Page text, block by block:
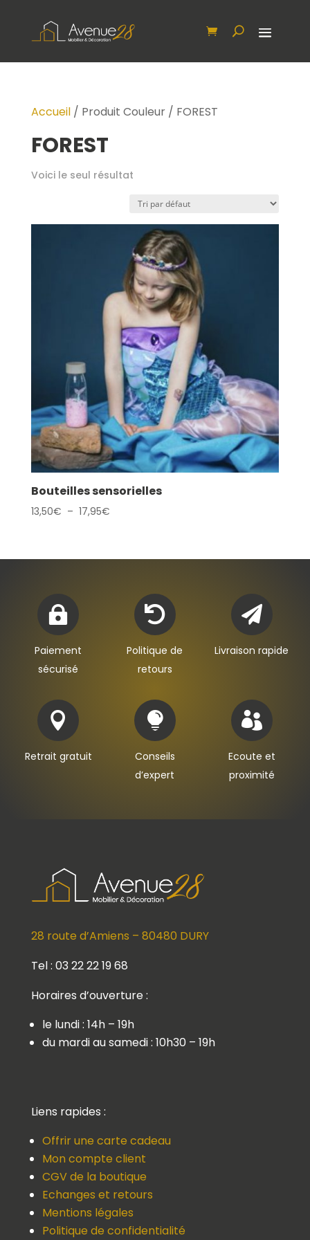
Accueil/ Produit Couleur / FOREST
FOREST
Voici le seul résultat
Bouteilles sensorielles
13,50€ – 17,95€Plage
13,50€

Paiement
sécurisé

Politique de
retours

Livraison rapide

Retrait gratuit

Conseils
d’expert

Ecoute et
proximité
28 route d’Amiens – 80480 DURY
Tel : 03 22 22 19 68
Horaires d’ouverture :
le lundi : 14h – 19h
du mardi au samedi : 10h30 – 19h
Liens rapides :
Offrir une carte cadeau
Mon compte client
CGV de la boutique
Echanges et retours
Mentions légales
Politique de confidentialité